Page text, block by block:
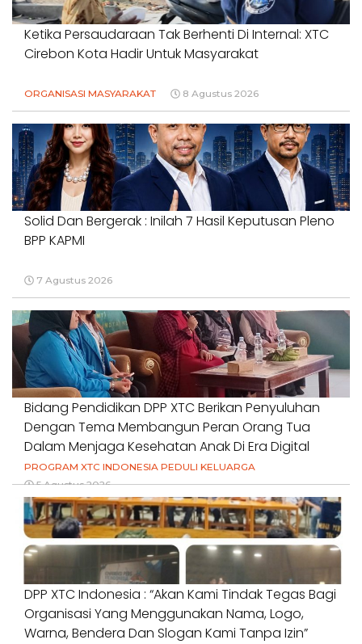
Ketika Persaudaraan Tak Berhenti Di Internal: XTC
Cirebon Kota Hadir Untuk Masyarakat
ORGANISASI MASYARAKAT 8 Agustus 2026
Solid Dan Bergerak : Inilah 7 Hasil Keputusan Pleno
BPP KAPMI
7 Agustus 2026
Bidang Pendidikan DPP XTC Berikan Penyuluhan
Dengan Tema Membangun Peran Orang Tua
Dalam Menjaga Kesehatan Anak Di Era Digital
PROGRAM XTC INDONESIA PEDULI KELUARGA
5 Agustus 2026
DPP XTC Indonesia : “Akan Kami Tindak Tegas Bagi
Organisasi Yang Menggunakan Nama, Logo,
Warna, Bendera Dan Slogan Kami Tanpa Izin”